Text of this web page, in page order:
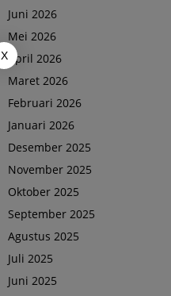
Juni 2026
Mei 2026
April 2026
Maret 2026
Februari 2026
Januari 2026
Desember 2025
November 2025
Oktober 2025
September 2025
Agustus 2025
Juli 2025
Juni 2025
X